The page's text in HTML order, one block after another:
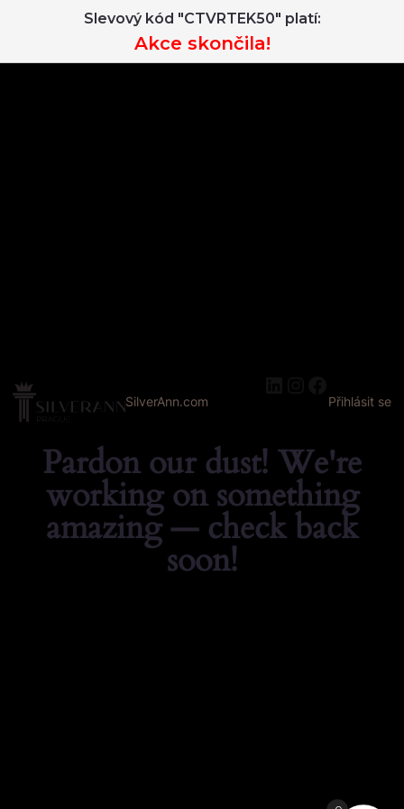
Slevový kód "CTVRTEK50" platí:
Akce skončila!
SilverAnn.com
LinkedIn
Instagram
Přihlásit se
Pardon our dust! We're
working on something
amazing — check back
soon!